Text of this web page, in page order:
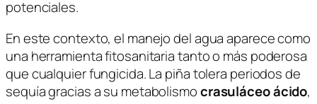
potenciales.
En este contexto, el manejo del agua aparece como
una herramienta fitosanitaria tanto o más poderosa
que cualquier fungicida. La piña tolera periodos de
sequía gracias a su metabolismocrasuláceo ácido,